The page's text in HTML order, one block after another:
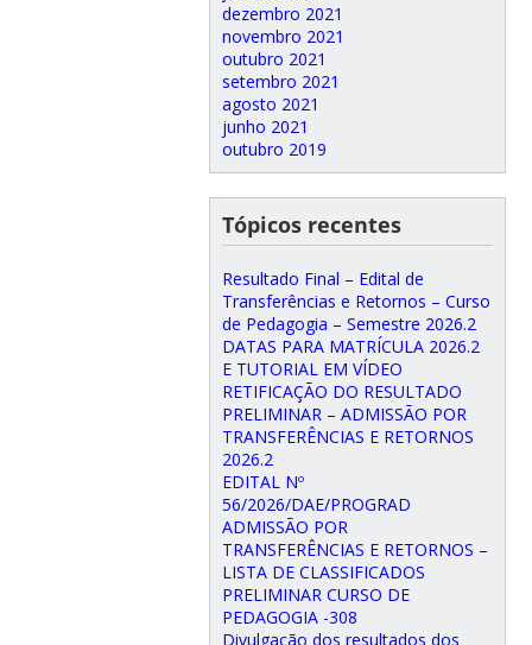
dezembro 2021
novembro 2021
outubro 2021
setembro 2021
agosto 2021
junho 2021
outubro 2019
Tópicos recentes
Resultado Final – Edital de
Transferências e Retornos – Curso
de Pedagogia – Semestre 2026.2
DATAS PARA MATRÍCULA 2026.2
E TUTORIAL EM VÍDEO
RETIFICAÇÃO DO RESULTADO
PRELIMINAR – ADMISSÃO POR
TRANSFERÊNCIAS E RETORNOS
2026.2
EDITAL Nº
56/2026/DAE/PROGRAD
ADMISSÃO POR
TRANSFERÊNCIAS E RETORNOS –
LISTA DE CLASSIFICADOS
PRELIMINAR CURSO DE
PEDAGOGIA -308
Divulgação dos resultados dos